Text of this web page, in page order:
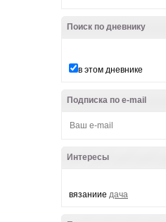
Поиск по дневнику
в этом дневнике
Подписка по e-mail
Интересы
вязаниие дача